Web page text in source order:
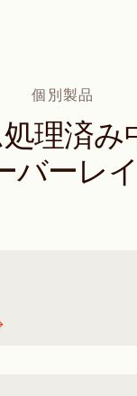
個別製品
理済み
バーレイ